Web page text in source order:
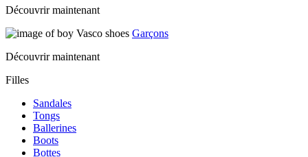
Découvrir maintenant
Garçons
Découvrir maintenant
Filles
Sandales
Tongs
Ballerines
Boots
Bottes